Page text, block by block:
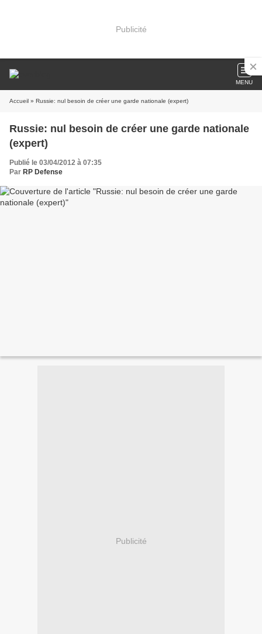
Publicité
MENU
Accueil » Russie: nul besoin de créer une garde nationale (expert)
Russie: nul besoin de créer une garde nationale
(expert)
Publié le 03/04/2012 à 07:35
Par RP Defense
Publicité